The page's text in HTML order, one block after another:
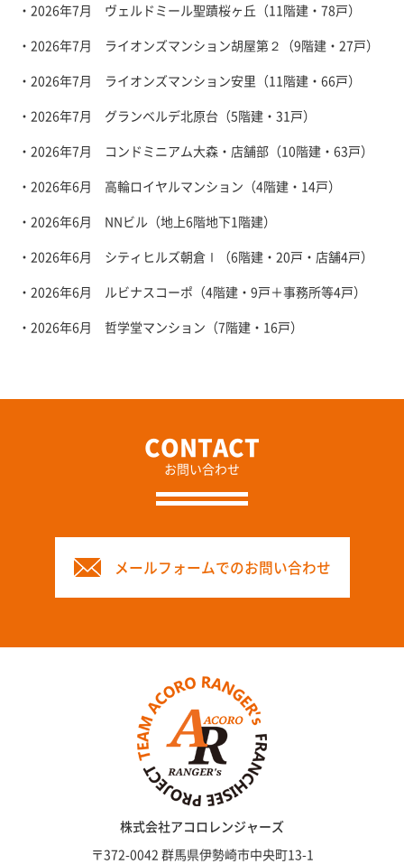
・2026年7月 ヴェルドミール聖蹟桜ヶ丘（11階建・78戸）
・2026年7月 ライオンズマンション胡屋第２（9階建・27戸）
・2026年7月 ライオンズマンション安里（11階建・66戸）
・2026年7月 グランベルデ北原台（5階建・31戸）
・2026年7月 コンドミニアム大森・店舗部（10階建・63戸）
・2026年6月 高輪ロイヤルマンション（4階建・14戸）
・2026年6月 NNビル（地上6階地下1階建）
・2026年6月 シティヒルズ朝倉Ⅰ（6階建・20戸・店舗4戸）
・2026年6月 ルビナスコーポ（4階建・9戸＋事務所等4戸）
・2026年6月 哲学堂マンション（7階建・16戸）
お問い合わせ
メールフォームでのお問い合わせ
株式会社アコロレンジャーズ
〒372-0042 群馬県伊勢崎市中央町13-1